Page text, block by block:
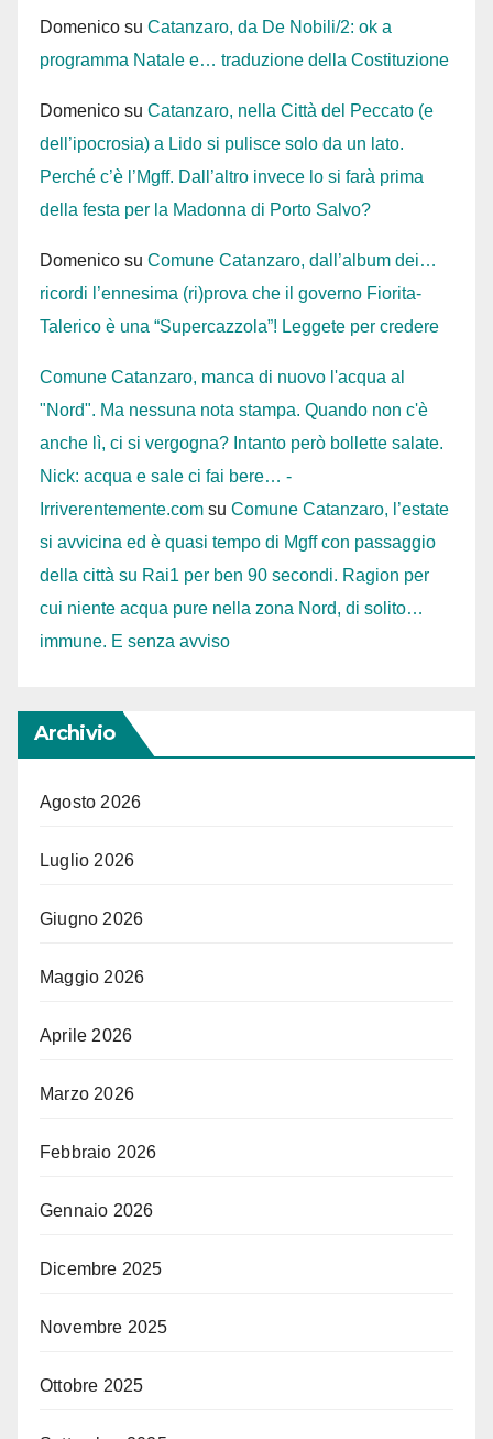
Domenico su Catanzaro, da De Nobili/2: ok a
programma Natale e… traduzione della Costituzione
Domenico su Catanzaro, nella Città del Peccato (e
dell’ipocrosia) a Lido si pulisce solo da un lato.
Perché c’è l’Mgff. Dall’altro invece lo si farà prima
della festa per la Madonna di Porto Salvo?
Domenico su Comune Catanzaro, dall’album dei…
ricordi l’ennesima (ri)prova che il governo Fiorita-
Talerico è una “Supercazzola”! Leggete per credere
Comune Catanzaro, manca di nuovo l'acqua al
"Nord". Ma nessuna nota stampa. Quando non c'è
anche lì, ci si vergogna? Intanto però bollette salate.
Nick: acqua e sale ci fai bere… -
Irriverentemente.com su Comune Catanzaro, l’estate
si avvicina ed è quasi tempo di Mgff con passaggio
della città su Rai1 per ben 90 secondi. Ragion per
cui niente acqua pure nella zona Nord, di solito…
immune. E senza avviso
Archivio
Agosto 2026
Luglio 2026
Giugno 2026
Maggio 2026
Aprile 2026
Marzo 2026
Febbraio 2026
Gennaio 2026
Dicembre 2025
Novembre 2025
Ottobre 2025